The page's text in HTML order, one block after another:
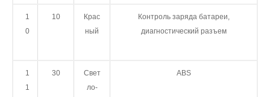
1
0
10
Крас
ный
Контроль заряда батареи,
диагностический разъем
1
1
30
Свет
ло-
ABS